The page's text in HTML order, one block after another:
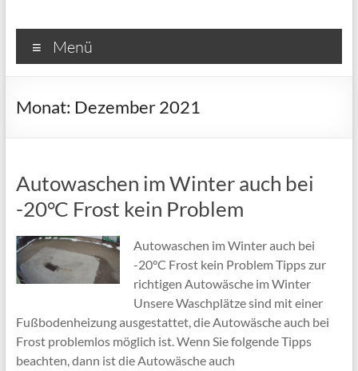
Menü
Monat: Dezember 2021
Autowaschen im Winter auch bei
-20°C Frost kein Problem
Autowaschen im Winter auch bei
-20°C Frost kein Problem Tipps zur
richtigen Autowäsche im Winter
Unsere Waschplätze sind mit einer
Fußbodenheizung ausgestattet, die Autowäsche auch bei
Frost problemlos möglich ist. Wenn Sie folgende Tipps
beachten, dann ist die Autowäsche auch